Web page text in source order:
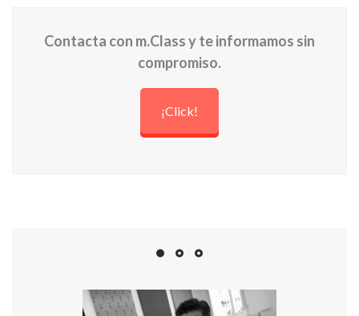
Contacta con m.Class y te informamos sin
compromiso.
¡Click!